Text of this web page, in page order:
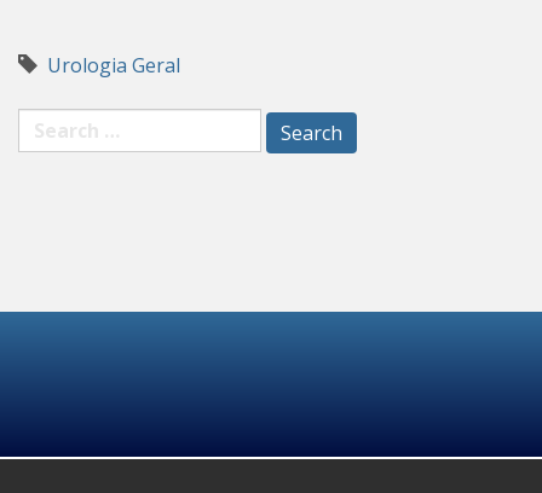
Urologia Geral
Search
for: